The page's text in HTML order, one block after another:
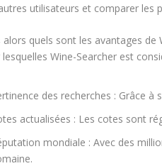
utilisateurs et comparer les
alors quels sont les avantages
lesquelles Wine-Searcher est
des recherches : Grâce
actualisées : Les cotes sont
mondiale : Avec des